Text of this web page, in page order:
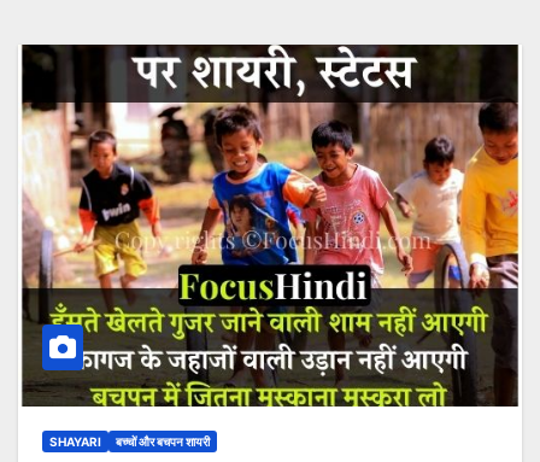
SHAYARI बच्चों और बचपन शायरी